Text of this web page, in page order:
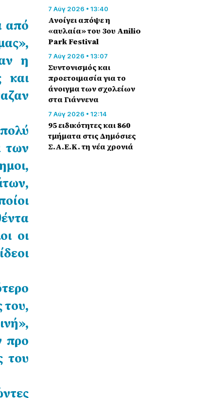
από
η
και
των
οι
του,
προ
του
7 Αύγ 2026 • 13:40
Ανοίγει απόψε η
«αυλαία» του 3ου Anilio
Park Festival
7 Αύγ 2026 • 13:07
Συντονισμός και
προετοιμασία για το
άνοιγμα των σχολείων
στα Γιάννενα
7 Αύγ 2026 • 12:14
95 ειδικότητες και 860
τμήματα στις Δημόσιες
Σ.Α.Ε.Κ. τη νέα χρονιά